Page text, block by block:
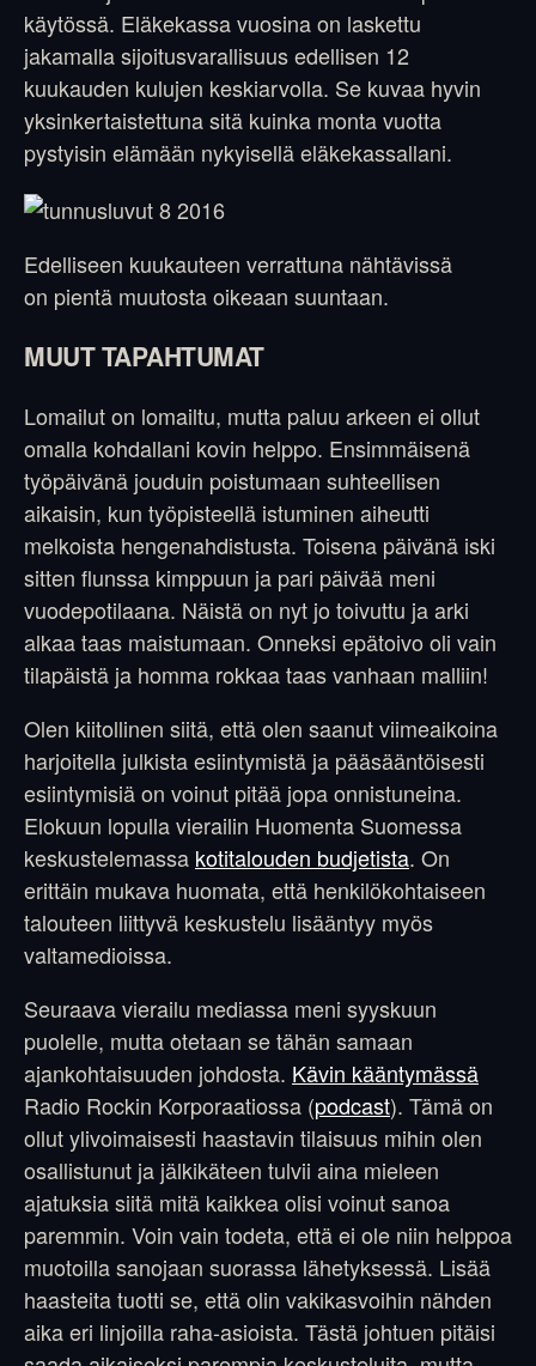
käytössä. Eläkekassa vuosina on laskettu
jakamalla sijoitusvarallisuus edellisen 12
kuukauden kulujen keskiarvolla. Se kuvaa hyvin
yksinkertaistettuna sitä kuinka monta vuotta
pystyisin elämään nykyisellä eläkekassallani.
Edelliseen kuukauteen verrattuna nähtävissä
on pientä muutosta oikeaan suuntaan.
MUUT TAPAHTUMAT
Lomailut on lomailtu, mutta paluu arkeen ei ollut
omalla kohdallani kovin helppo. Ensimmäisenä
työpäivänä jouduin poistumaan suhteellisen
aikaisin, kun työpisteellä istuminen aiheutti
melkoista hengenahdistusta. Toisena päivänä iski
sitten flunssa kimppuun ja pari päivää meni
vuodepotilaana. Näistä on nyt jo toivuttu ja arki
alkaa taas maistumaan. Onneksi epätoivo oli vain
tilapäistä ja homma rokkaa taas vanhaan malliin!
Olen kiitollinen siitä, että olen saanut viimeaikoina
harjoitella julkista esiintymistä ja pääsääntöisesti
esiintymisiä on voinut pitää jopa onnistuneina.
Elokuun lopulla vierailin Huomenta Suomessa
keskustelemassa kotitalouden budjetista. On
erittäin mukava huomata, että henkilökohtaiseen
talouteen liittyvä keskustelu lisääntyy myös
valtamedioissa.
Seuraava vierailu mediassa meni syyskuun
puolelle, mutta otetaan se tähän samaan
ajankohtaisuuden johdosta. Kävin kääntymässä
Radio Rockin Korporaatiossa (podcast). Tämä on
ollut ylivoimaisesti haastavin tilaisuus mihin olen
osallistunut ja jälkikäteen tulvii aina mieleen
ajatuksia siitä mitä kaikkea olisi voinut sanoa
paremmin. Voin vain todeta, että ei ole niin helppoa
muotoilla sanojaan suorassa lähetyksessä. Lisää
haasteita tuotti se, että olin vakikasvoihin nähden
aika eri linjoilla raha-asioista. Tästä johtuen pitäisi